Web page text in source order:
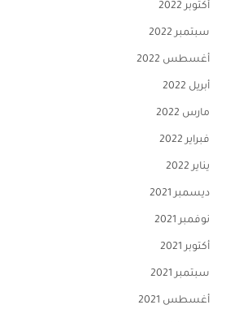
أكتوبر 2022
سبتمبر 2022
أغسطس 2022
أبريل 2022
مارس 2022
فبراير 2022
يناير 2022
ديسمبر 2021
نوفمبر 2021
أكتوبر 2021
سبتمبر 2021
أغسطس 2021